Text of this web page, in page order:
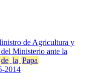
de Agricultura y
Ministerio ante la
de la Papa
2014